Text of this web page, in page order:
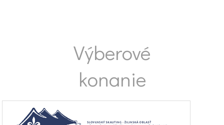
Výberové
konanie